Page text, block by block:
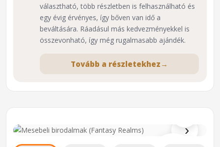
›
⌕
választható, több részletben is felhasználható és
egy évig érvényes, így bőven van idő a
beváltására. Ráadásul más kedvezményekkel is
összevonható, így még rugalmasabb ajándék.
Tovább a részletekhez →